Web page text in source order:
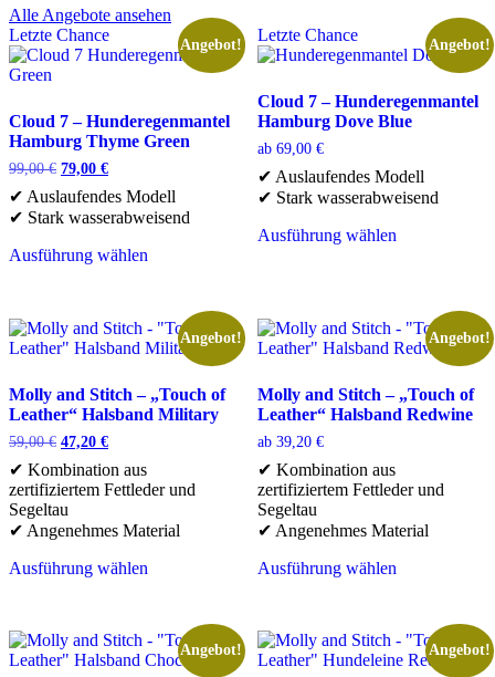
Die
Optionen
können
auf
der
gewählt
werden
Alle Angebote ansehen
Letzte Chance
Angebot!
Cloud 7 – Hunderegenmantel
Hamburg Thyme Green
99,00€ Ursprünglicher
war:
99,00 €
79,00 €Aktueller
ist:
79,00 €.
✔ Auslaufendes Modell
✔ Stark wasserabweisend
Ausführung wählen
mehrere
Varianten
Die
Optionen
können
auf
der
Produktseite
gewählt
werden
Letzte Chance
Angebot!
Cloud 7 – Hunderegenmantel
Hamburg Dove Blue
ab 69,00 €
✔ Auslaufendes Modell
✔ Stark wasserabweisend
Ausführung wählen
Varianten
auf.
Optionen
können
auf
der
Produktseite
gewählt
werden
Angebot!
Molly and Stitch – „Touch of
Leather“ Halsband Military
59,00€ Ursprünglicher
war:
59,00 €
47,20 €Aktueller
ist:
47,20 €.
✔ Kombination aus
zertifiziertem Fettleder und
Segeltau
✔ Angenehmes Material
Ausführung wählen
weist
mehrere
Varianten
Angebot!
Molly and Stitch – „Touch of
Leather“ Halsband Redwine
ab 39,20 €
✔ Kombination aus
zertifiziertem Fettleder und
Segeltau
✔ Angenehmes Material
Ausführung wählen
weist
mehrere
Varianten
Angebot! Angebot!